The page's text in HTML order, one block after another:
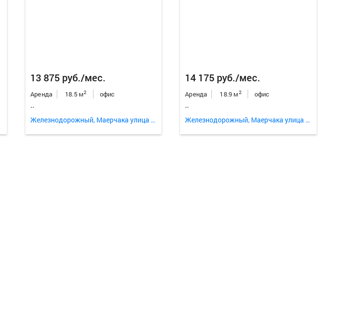
13 875 руб./мес.
Аренда 18.5 м2 офис
..
Железнодорожный, Маерчака улица 8стр9
14 175 руб./мес.
Аренда 18.9 м2 офис
..
Железнодорожный, Маерчака улица 8стр9